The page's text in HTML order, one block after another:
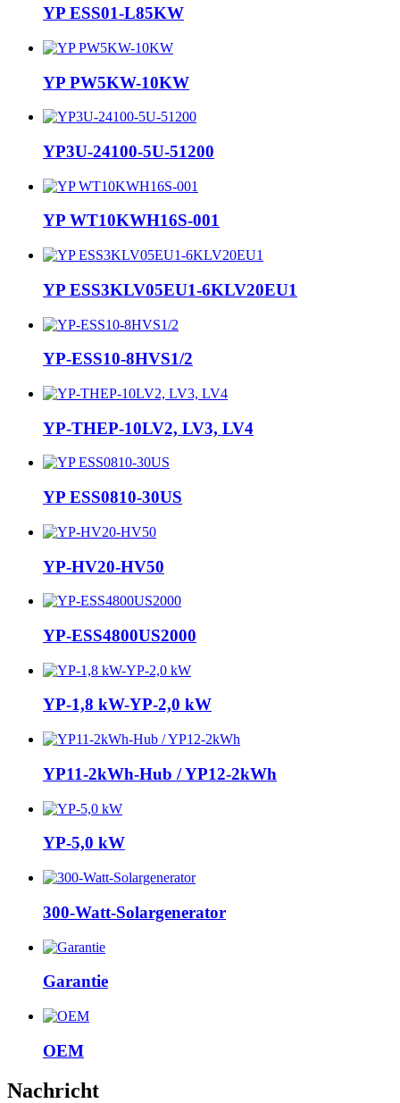
YP ESS01-L85KW
YP PW5KW-10KW
YP3U-24100-5U-51200
YP WT10KWH16S-001
YP ESS3KLV05EU1-6KLV20EU1
YP-ESS10-8HVS1/2
YP-THEP-10LV2, LV3, LV4
YP ESS0810-30US
YP-HV20-HV50
YP-ESS4800US2000
YP-1,8 kW-YP-2,0 kW
YP11-2kWh-Hub / YP12-2kWh
YP-5,0 kW
300-Watt-Solargenerator
Garantie
OEM
Nachricht